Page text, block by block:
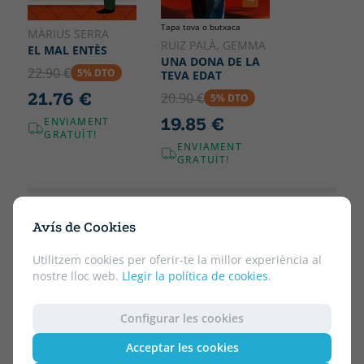
Avís de Cookies
Utilitzem cookies per oferir-te la millor experiència al
nostre lloc web. Llegir la política de cookies.
Configurar les cookies
Acceptar les cookies
MÀRIUS SERRA
EL MAL ENTÈS
22.90 € 5% DTO
21.76 €
ENVIAMENT
GRATUÏT!
Tapa tova o butxaca
RUIZ PALÀ, GEMMA
UNA DONA DE LA
TEVA EDAT
20.90 € 5% DTO
19.85 €
ENVIAMENT
GRATUÏT!